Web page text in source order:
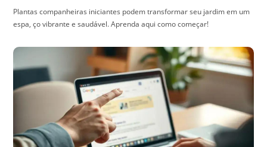
Plantas companheiras iniciantes podem transformar seu jardim em um
espa, ço vibrante e saudável. Aprenda aqui como começar!